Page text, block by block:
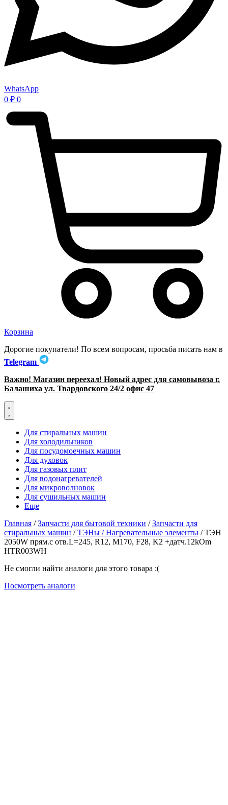
WhatsApp
0 ₽ 0
Корзина
Дорогие покупатели! По всем вопросам, просьба писать нам в
Telegram
Важно! Магазин переехал! Новый адрес для самовывоза г.
Балашиха ул. Твардовского 24/2 офис 47
Для стиральных машин
Для холодильников
Для посудомоечных машин
Для духовок
Для газовых плит
Для водонагревателей
Для микроволновок
Для сушильных машин
Еще
Главная /Запчасти для бытовой техники /Запчасти для
стиральных машин /ТЭНы / Нагревательные элементы / ТЭН
2050W прям.с отв.L=245, R12, M170, F28, K2 +датч.12kOm
HTR003WH
Не смогли найти аналоги для этого товара :(
Посмотреть аналоги